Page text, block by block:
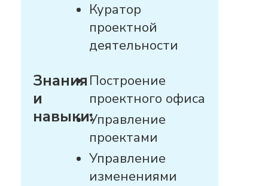
Куратор
проектной
деятельности
Знания
и
навыки:
Построение
проектного офиса
Управление
проектами
Управление
изменениями